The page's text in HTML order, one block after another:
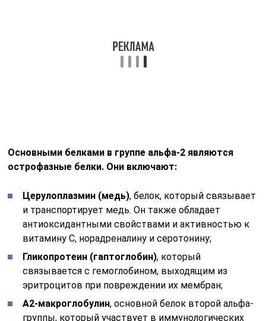
антиоксидантными свойствами и активностью к
реакциях при инфекционных заболеваниях и
воспалительных процессах;
(липопротеины низкой плотности), известные как
“плохой” холестерин, и способствует развитию
атеросклероза.
Уровень альфа-глобулинов повышается при
следующих реакциях в организме:
Ожоги;
Травмы;